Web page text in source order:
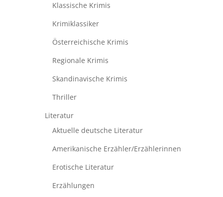
Klassische Krimis
Krimiklassiker
Österreichische Krimis
Regionale Krimis
Skandinavische Krimis
Thriller
Literatur
Aktuelle deutsche Literatur
Amerikanische Erzähler/Erzählerinnen
Erotische Literatur
Erzählungen